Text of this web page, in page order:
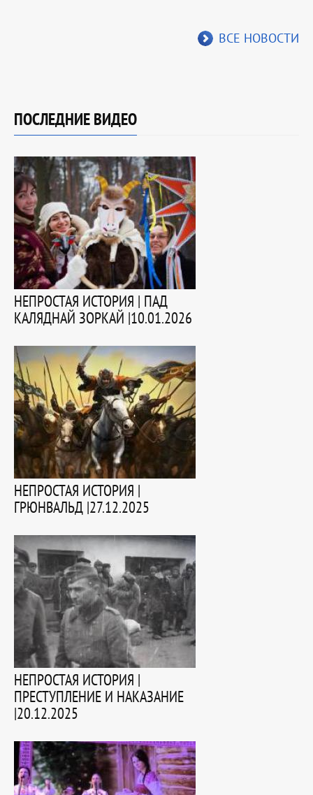
ВСЕ НОВОСТИ
ПОСЛЕДНИЕ ВИДЕО
НЕПРОСТАЯ ИСТОРИЯ | ПАД
КАЛЯДНАЙ ЗОРКАЙ |10.01.2026
НЕПРОСТАЯ ИСТОРИЯ |
ГРЮНВАЛЬД |27.12.2025
НЕПРОСТАЯ ИСТОРИЯ |
ПРЕСТУПЛЕНИЕ И НАКАЗАНИЕ
|20.12.2025